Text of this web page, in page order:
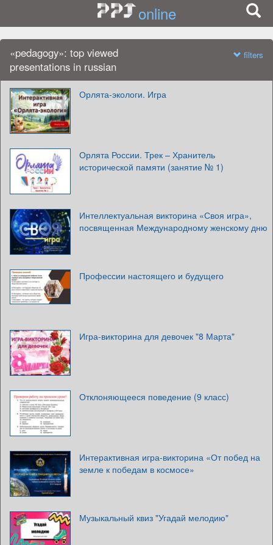
online
«pedagogy»: top viewed
presentations in russian
filters
Орлята-экологи. Игра
Орлята России. Трек – Хранитель
исторической памяти (занятие № 1)
Интеллектуальная викторина «Своя игра»,
посвященная Международному женскому дню
Профессии настоящего и будущего
Игра-викторина для девочек "8 Марта"
Отклоняющееся поведение (9 класс)
Интерактивная игра-викторина «От побед на
земле к победам в космосе»
Музыкальный квиз "Угадай мелодию"